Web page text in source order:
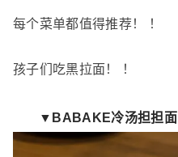
每个菜单都值得推荐！ ！
孩子们吃黑拉面！ ！
▼BABAKE冷汤担担面